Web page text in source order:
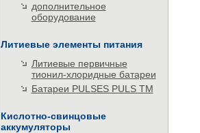
дополнительное
оборудование
Литиевые элементы питания
Литиевые первичные
тионил-хлоридные батареи
Батареи PULSES PULS TM
Кислотно-свинцовые
аккумуляторы